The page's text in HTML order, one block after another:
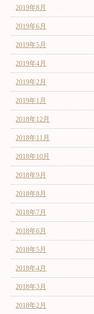
2019年8月
2019年6月
2019年5月
2019年4月
2019年2月
2019年1月
2018年12月
2018年11月
2018年10月
2018年9月
2018年8月
2018年7月
2018年6月
2018年5月
2018年4月
2018年3月
2018年2月